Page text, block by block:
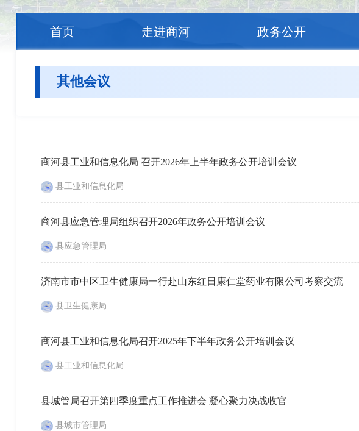
首页 走进商河 政务公开
其他会议
商河县工业和信息化局 召开2026年上半年政务公开培训会议
县工业和信息化局
商河县应急管理局组织召开2026年政务公开培训会议
县应急管理局
济南市市中区卫生健康局一行赴山东红日康仁堂药业有限公司考察交流
县卫生健康局
商河县工业和信息化局召开2025年下半年政务公开培训会议
县工业和信息化局
县城管局召开第四季度重点工作推进会 凝心聚力决战收官
县城市管理局